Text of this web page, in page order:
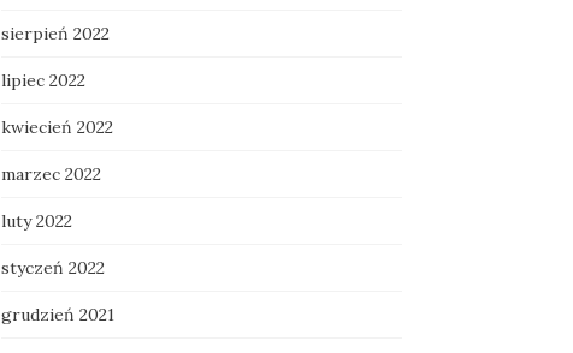
sierpień 2022
lipiec 2022
kwiecień 2022
marzec 2022
luty 2022
styczeń 2022
grudzień 2021